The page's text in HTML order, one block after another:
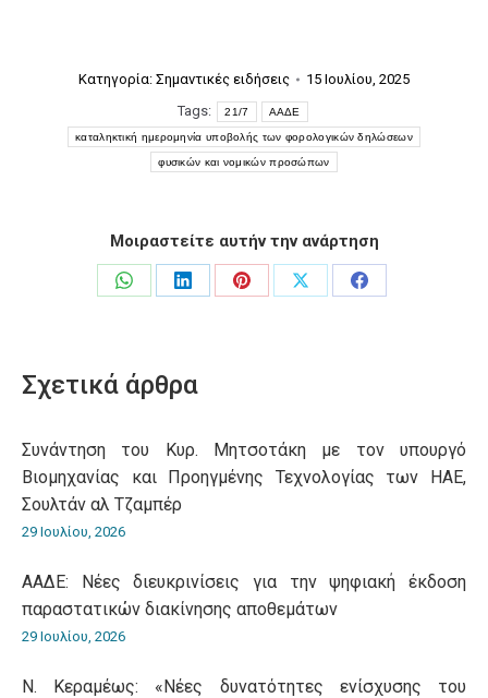
Κατηγορία: Σημαντικές ειδήσεις
15 Ιουλίου, 2025
Tags:
21/7 ΑΑΔΕ
καταληκτική ημερομηνία υποβολής των φορολογικών δηλώσεων
φυσικών και νομικών προσώπων
Μοιραστείτε αυτήν την ανάρτηση
Share
Share
Share
Share
Share
Σχετικά άρθρα
Συνάντηση του Κυρ. Μητσοτάκη με τον υπουργό
Βιομηχανίας και Προηγμένης Τεχνολογίας των ΗΑΕ,
Σουλτάν αλ Τζαμπέρ
29 Ιουλίου, 2026
ΑΑΔΕ: Νέες διευκρινίσεις για την ψηφιακή έκδοση
παραστατικών διακίνησης αποθεμάτων
29 Ιουλίου, 2026
Ν. Κεραμέως: «Νέες δυνατότητες ενίσχυσης του